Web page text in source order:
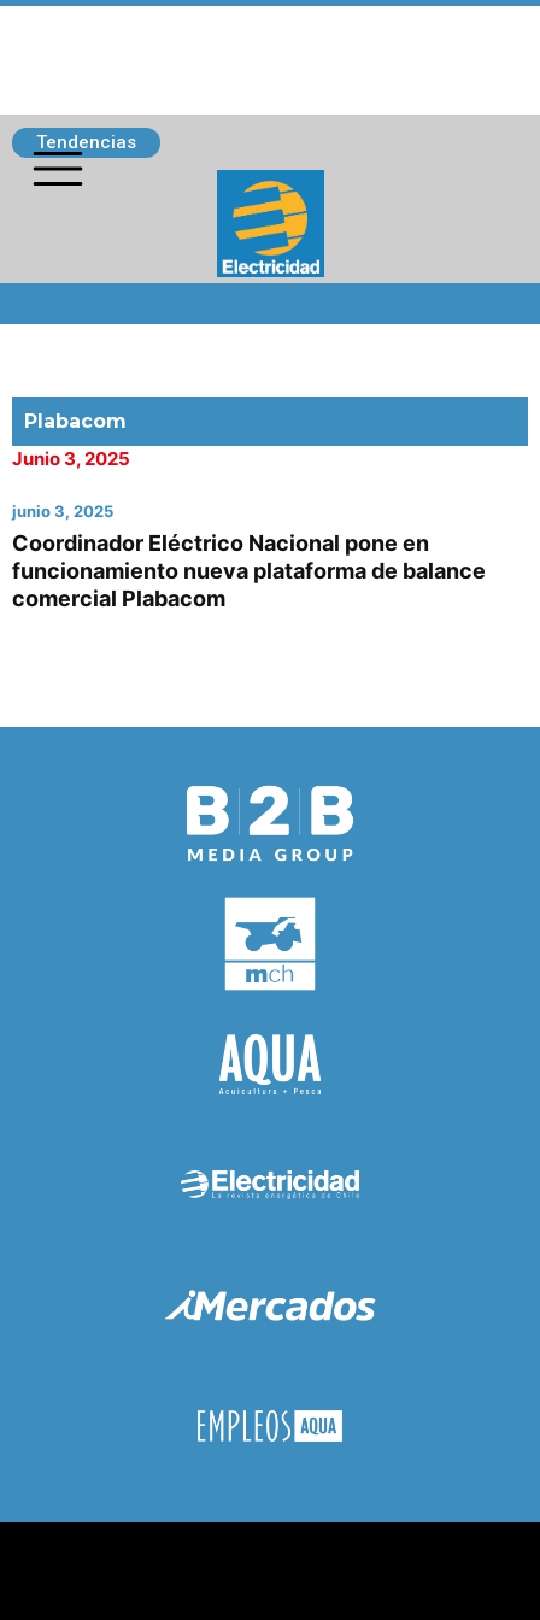
Tendencias
Plabacom
Junio 3, 2025
junio 3, 2025
Coordinador Eléctrico Nacional pone en
funcionamiento nueva plataforma de balance
comercial Plabacom